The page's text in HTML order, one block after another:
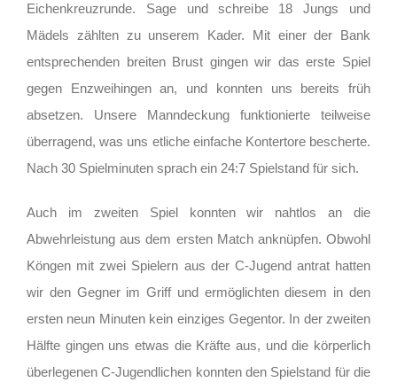
Eichenkreuzrunde. Sage und schreibe 18 Jungs und
Mädels zählten zu unserem Kader. Mit einer der Bank
entsprechenden breiten Brust gingen wir das erste Spiel
gegen Enzweihingen an, und konnten uns bereits früh
absetzen. Unsere Manndeckung funktionierte teilweise
überragend, was uns etliche einfache Kontertore bescherte.
Nach 30 Spielminuten sprach ein 24:7 Spielstand für sich.
Auch im zweiten Spiel konnten wir nahtlos an die
Abwehrleistung aus dem ersten Match anknüpfen. Obwohl
Köngen mit zwei Spielern aus der C-Jugend antrat hatten
wir den Gegner im Griff und ermöglichten diesem in den
ersten neun Minuten kein einziges Gegentor. In der zweiten
Hälfte gingen uns etwas die Kräfte aus, und die körperlich
überlegenen C-Jugendlichen konnten den Spielstand für die